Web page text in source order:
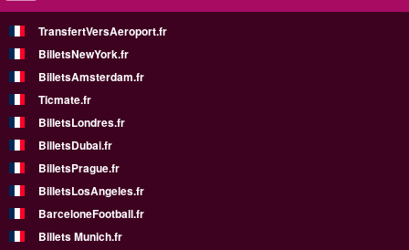
TransfertVersAeroport.fr
BilletsNewYork.fr
BilletsAmsterdam.fr
Ticmate.fr
BilletsLondres.fr
BilletsDubai.fr
BilletsPrague.fr
BilletsLosAngeles.fr
BarceloneFootball.fr
Billets Munich.fr